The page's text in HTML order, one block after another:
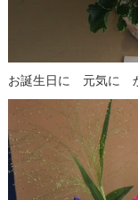
お誕生日に 元気に